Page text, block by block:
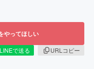
やってほしい
LINEで送る
URLコピー